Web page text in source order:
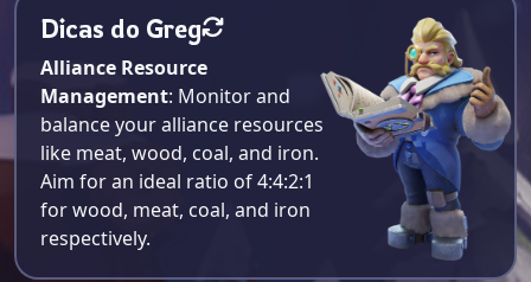
Dicas do Greg
Alliance Resource
Management: Monitor and
balance your alliance resources
like meat, wood, coal, and iron.
Aim for an ideal ratio of 4:4:2:1
for wood, meat, coal, and iron
respectively​.